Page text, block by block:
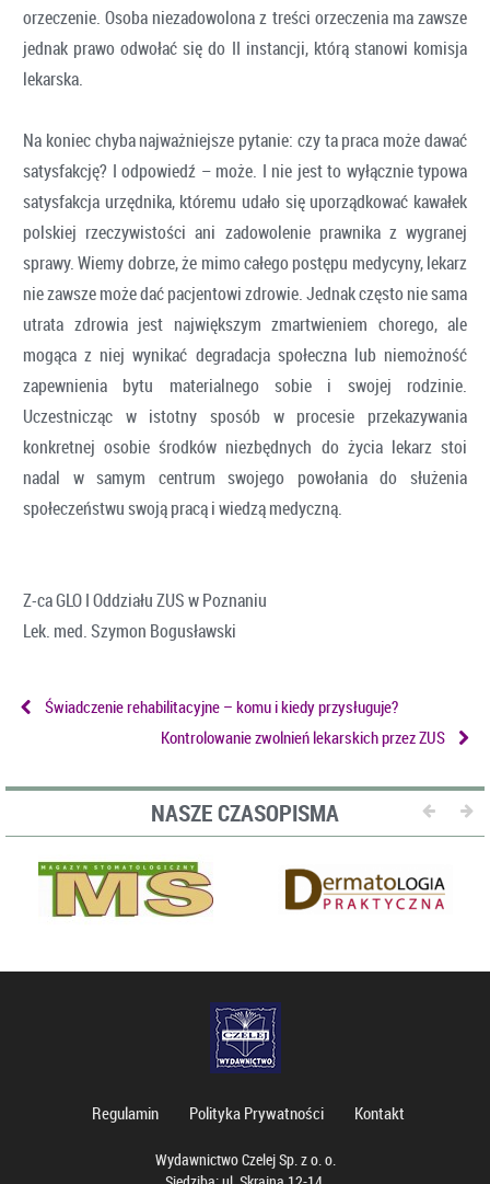
orzeczenie. Osoba niezadowolona z treści orzeczenia ma zawsze
jednak prawo odwołać się do II instancji, którą stanowi komisja
lekarska.
Na koniec chyba najważniejsze pytanie: czy ta praca może dawać
satysfakcję? I odpowiedź – może. I nie jest to wyłącznie typowa
satysfakcja urzędnika, któremu udało się uporządkować kawałek
polskiej rzeczywistości ani zadowolenie prawnika z wygranej
sprawy. Wiemy dobrze, że mimo całego postępu medycyny, lekarz
nie zawsze może dać pacjentowi zdrowie. Jednak często nie sama
utrata zdrowia jest największym zmartwieniem chorego, ale
mogąca z niej wynikać degradacja społeczna lub niemożność
zapewnienia bytu materialnego sobie i swojej rodzinie.
Uczestnicząc w istotny sposób w procesie przekazywania
konkretnej osobie środków niezbędnych do życia lekarz stoi
nadal w samym centrum swojego powołania do służenia
społeczeństwu swoją pracą i wiedzą medyczną.
Z-ca GLO I Oddziału ZUS w Poznaniu
Lek. med. Szymon Bogusławski
Świadczenie rehabilitacyjne – komu i kiedy przysługuje?
Kontrolowanie zwolnień lekarskich przez ZUS
NASZE CZASOPISMA
Regulamin Polityka Prywatności Kontakt
Wydawnictwo Czelej Sp. z o. o.